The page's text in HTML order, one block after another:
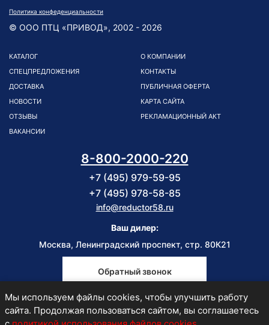
Политика конфеденциальности
© ООО ПТЦ «ПРИВОД», 2002 - 2026
КАТАЛОГ
СПЕЦПРЕДЛОЖЕНИЯ
ДОСТАВКА
НОВОСТИ
ОТЗЫВЫ
ВАКАНСИИ
О КОМПАНИИ
КОНТАКТЫ
ПУБЛИЧНАЯ ОФЕРТА
КАРТА САЙТА
РЕКЛАМАЦИОННЫЙ АКТ
8-800-2000-220
+7 (495) 979-59-95
+7 (495) 978-58-85
info@reductor58.ru
Ваш дилер:
Москва, Ленинградский проспект, стр. 80К21
Обратный звонок
Пн-Пт
9:00-18:00
Мы используем файлы cookies, чтобы улучшить работу
сайта. Продолжая пользоваться сайтом, вы соглашаетесь